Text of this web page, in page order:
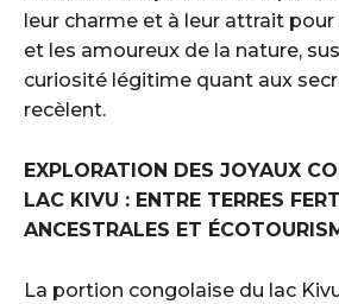
leur charme et à leur attrait
et les amoureux de la nature,
curiosité légitime quant aux
recèlent.
EXPLORATION DES JOYAUX
LAC KIVU : ENTRE TERRES
ANCESTRALES ET
La portion congolaise du lac